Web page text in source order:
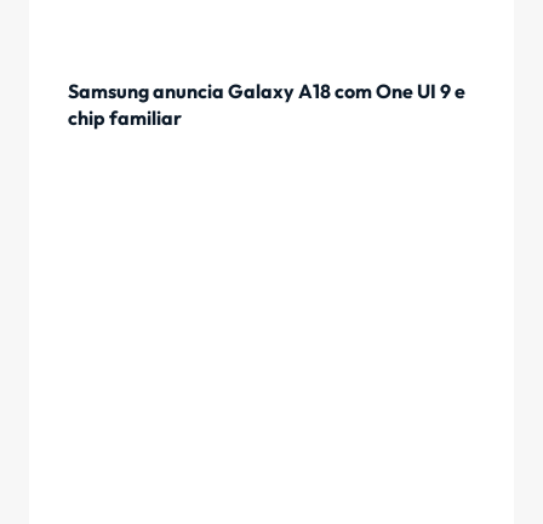
Samsung anuncia Galaxy A18 com One UI 9 e
chip familiar